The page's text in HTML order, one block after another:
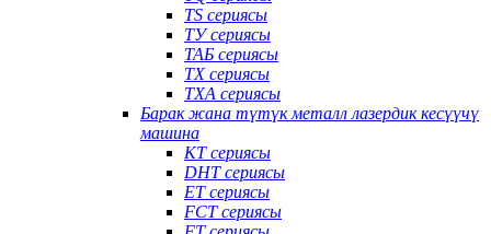
TS сериясы
ТУ сериясы
ТАБ сериясы
TX сериясы
TXA сериясы
Барак жана түтүк металл лазердик кесүүчү
машина
КТ сериясы
DHT сериясы
ET сериясы
FCT сериясы